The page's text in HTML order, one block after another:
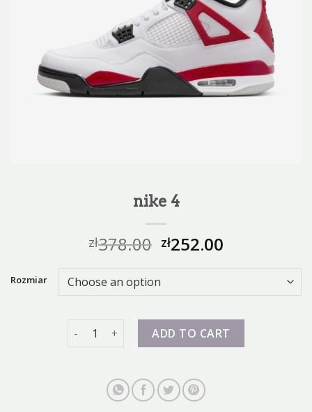
nike 4
zł378.00 zł252.00
Rozmiar
nike 4 quantity ADD TO CART